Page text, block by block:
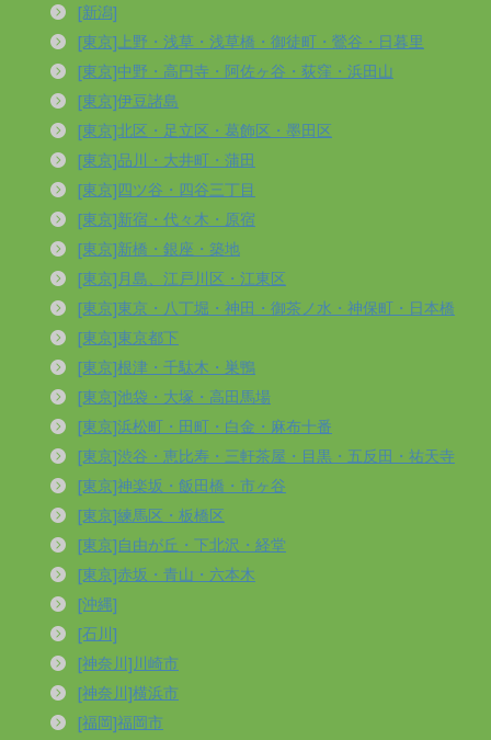
[新潟]
[東京]上野・浅草・浅草橋・御徒町・鶯谷・日暮里
[東京]中野・高円寺・阿佐ヶ谷・荻窪・浜田山
[東京]伊豆諸島
[東京]北区・足立区・葛飾区・墨田区
[東京]品川・大井町・蒲田
[東京]四ツ谷・四谷三丁目
[東京]新宿・代々木・原宿
[東京]新橋・銀座・築地
[東京]月島、江戸川区・江東区
[東京]東京・八丁堀・神田・御茶ノ水・神保町・日本橋
[東京]東京都下
[東京]根津・千駄木・巣鴨
[東京]池袋・大塚・高田馬場
[東京]浜松町・田町・白金・麻布十番
[東京]渋谷・恵比寿・三軒茶屋・目黒・五反田・祐天寺
[東京]神楽坂・飯田橋・市ヶ谷
[東京]練馬区・板橋区
[東京]自由が丘・下北沢・経堂
[東京]赤坂・青山・六本木
[沖縄]
[石川]
[神奈川]川崎市
[神奈川]横浜市
[福岡]福岡市